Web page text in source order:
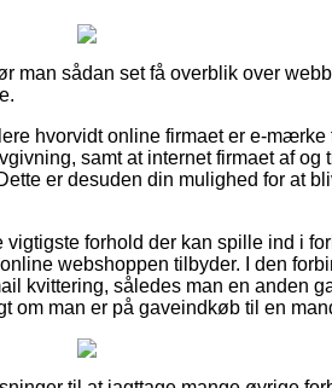
man sådan set få overblik over
hvorvidt online firmaet er e-mærke
samt at internet firmaet af og
er desuden din mulighed for at
forhold der kan spille ind i
webshoppen tilbyder. I den
kvittering, således man en anden
om man er på gaveindkøb til en